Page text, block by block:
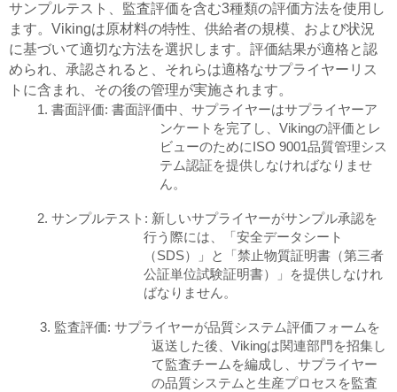
サンプルテスト、監査評価を含む3種類の評価方法を使用し
ます。Vikingは原材料の特性、供給者の規模、および状況
に基づいて適切な方法を選択します。評価結果が適格と認
められ、承認されると、それらは適格なサプライヤーリス
トに含まれ、その後の管理が実施されます。
1. 書面評価: 書面評価中、サプライヤーはサプライヤーア
ンケートを完了し、Vikingの評価とレ
ビューのためにISO 9001品質管理シス
テム認証を提供しなければなりませ
ん。
2. サンプルテスト: 新しいサプライヤーがサンプル承認を
行う際には、「安全データシート
（SDS）」と「禁止物質証明書（第三者
公証単位試験証明書）」を提供しなけれ
ばなりません。
3. 監査評価: サプライヤーが品質システム評価フォームを
返送した後、Vikingは関連部門を招集し
て監査チームを編成し、サプライヤー
の品質システムと生産プロセスを監査